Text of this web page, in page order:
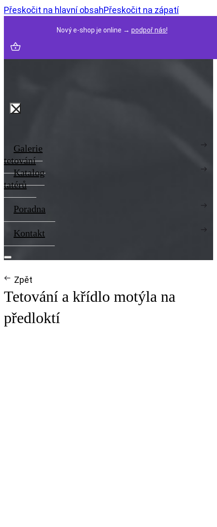
Přeskočit na hlavní obsahPřeskočit na zápatí
Nový e-shop je online → podpoř nás!
Galerie
tetování
Katalog
tatérů
Poradna
Kontakt
Zpět
Tetování a křídlo motýla na
předloktí